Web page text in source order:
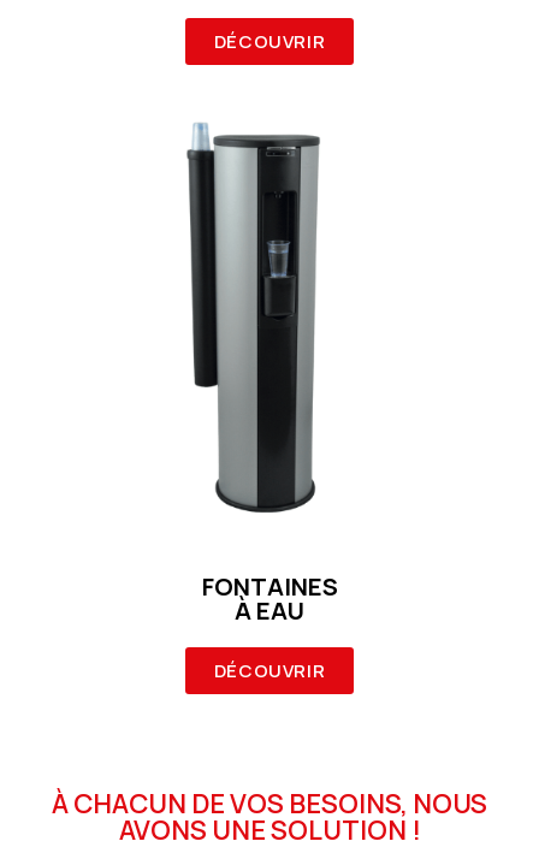
DÉCOUVRIR
FONTAINES
À EAU
DÉCOUVRIR
À CHACUN DE VOS BESOINS, NOUS
AVONS UNE SOLUTION !